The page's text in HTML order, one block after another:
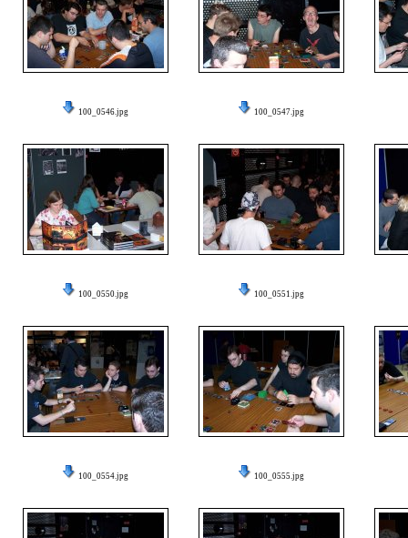
100_0546.jpg 100_0547.jpg
100_0550.jpg 100_0551.jpg
100_0554.jpg 100_0555.jpg